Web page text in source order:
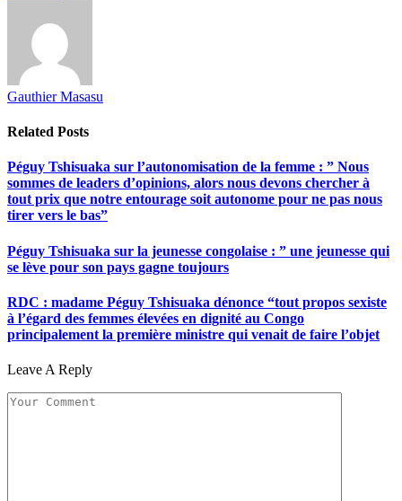
Gauthier Masasu
Related Posts
Péguy Tshisuaka sur l’autonomisation de la femme : ” Nous
sommes de leaders d’opinions, alors nous devons chercher à
tout prix que notre entourage soit autonome pour ne pas nous
tirer vers le bas”
Péguy Tshisuaka sur la jeunesse congolaise : ” une jeunesse qui
se lève pour son pays gagne toujours
RDC : madame Péguy Tshisuaka dénonce “tout propos sexiste
à l’égard des femmes élevées en dignité au Congo
principalement la première ministre qui venait de faire l’objet
Leave A Reply